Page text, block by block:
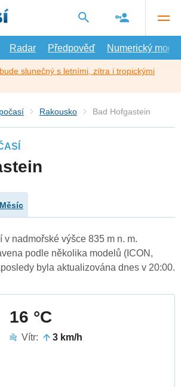
Radar Předpověď Numerický model
slunečný s letními, zítra i tropickými
Rakousko Bad Hofgastein
v nadmořské výšce 835 m n. m.
podle několika modelů (ICON,
byla aktualizována dnes v 20:00.
16 °C
Vítr: 3 km/h